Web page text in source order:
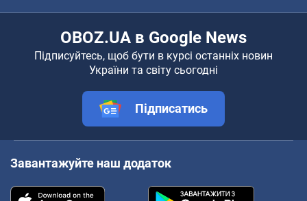
OBOZ.UA в Google News
Підписуйтесь, щоб бути в курсі останніх новин
України та світу сьогодні
Підписатись
Завантажуйте наш додаток